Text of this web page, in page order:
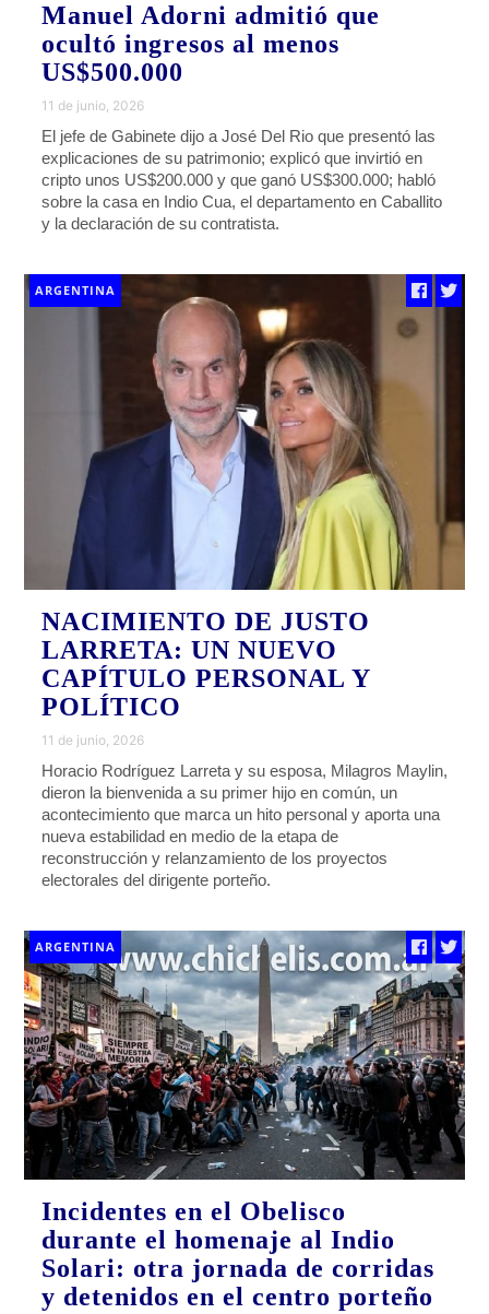
Manuel Adorni admitió que
ocultó ingresos al menos
US$500.000
11 de junio, 2026
El jefe de Gabinete dijo a José Del Rio que presentó las
explicaciones de su patrimonio; explicó que invirtió en
cripto unos US$200.000 y que ganó US$300.000; habló
sobre la casa en Indio Cua, el departamento en Caballito
y la declaración de su contratista.
ARGENTINA
NACIMIENTO DE JUSTO
LARRETA: UN NUEVO
CAPÍTULO PERSONAL Y
POLÍTICO
11 de junio, 2026
Horacio Rodríguez Larreta y su esposa, Milagros Maylin,
dieron la bienvenida a su primer hijo en común, un
acontecimiento que marca un hito personal y aporta una
nueva estabilidad en medio de la etapa de
reconstrucción y relanzamiento de los proyectos
electorales del dirigente porteño.
ARGENTINA
Incidentes en el Obelisco
durante el homenaje al Indio
Solari: otra jornada de corridas
y detenidos en el centro porteño